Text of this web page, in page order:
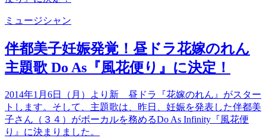
ミュージシャン
伴都美子妊娠発覚！昼ドラ花嫁のれん
主題歌 Do As『風花便り』に決定！
2014年1月6日（月）より新 昼ドラ『花嫁のれん』がスター
トします。そして、主題歌は、昨日、妊娠を発表した伴都美
子さん（３４）がボーカルを務めるDo As Infinity『風花便
り』に決まりました。